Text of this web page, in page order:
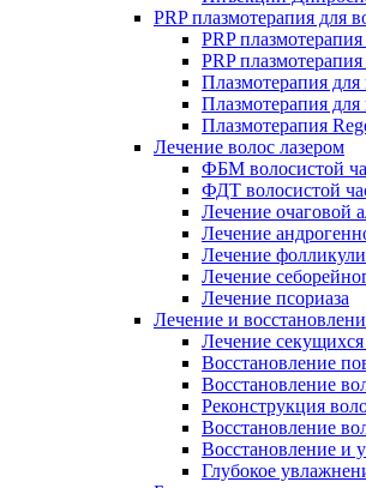
PRP плазмотерапия для
PRP
PRP
Плазмотерапия
Плазмотерапия
Плазмотерапия
Лечение волос лазером
ФБМ волосистой
ФДТ волосистой
Лечение очаговой
Лечение
Лечение
Лечение
Лечение псориаза
Лечение и
Лечение
Восстановление
Восстановление
Реконструкция
Восстановление
Восстановление и
Глубокое